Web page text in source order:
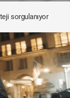
sorgulanıyor